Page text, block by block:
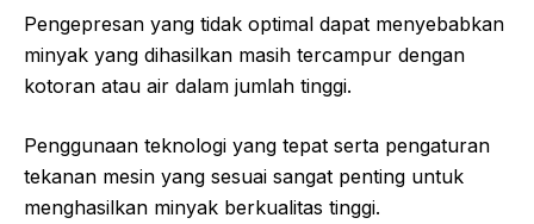
Pengepresan yang tidak optimal dapat menyebabkan
minyak yang dihasilkan masih tercampur dengan
kotoran atau air dalam jumlah tinggi.
Penggunaan teknologi yang tepat serta pengaturan
tekanan mesin yang sesuai sangat penting untuk
menghasilkan minyak berkualitas tinggi.